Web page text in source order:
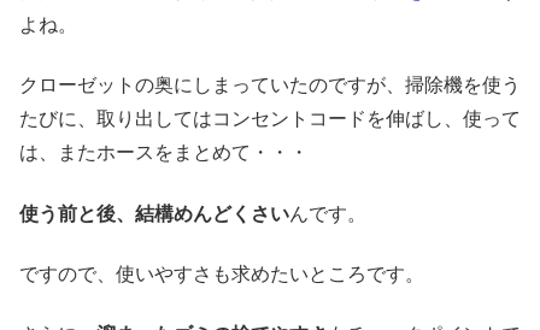
よね。
クローゼットの奥にしまっていたのですが、掃除機を使う
たびに、取り出してはコンセントコードを伸ばし、使って
は、またホースをまとめて・・・
使う前と後、結構めんどくさいんです。
ですので、使いやすさも求めたいところです。